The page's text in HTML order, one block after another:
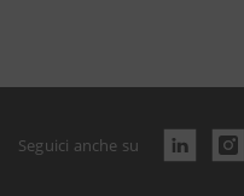
Seguici anche su